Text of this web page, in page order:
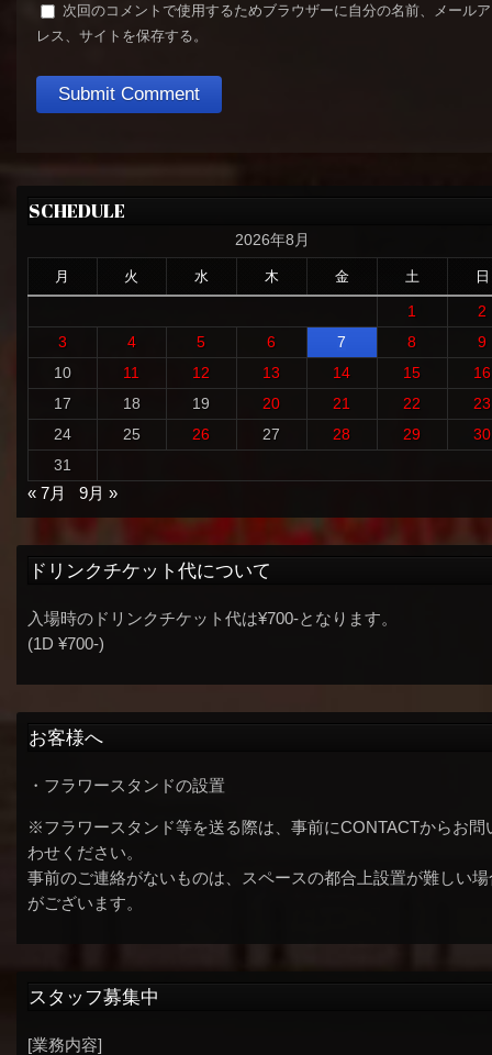
次回のコメントで使用するためブラウザーに自分の名前、メール
レス、サイトを保存する。
SCHEDULE
2026年8月
月 火 水 木 金 土 日
1
2
3
4 5 6 7 8
9
10
11 12 13 14 15
16
17
18 19 20 21 22
23
24
25 26 27 28 29
30
31
« 7月
9月 »
ドリンクチケット代について
入場時のドリンクチケット代は¥700-となります。
(1D ¥700-)
お客様へ
・フラワースタンドの設置
※フラワースタンド等を送る際は、事前にCONTACTからお問
わせください。
事前のご連絡がないものは、スペースの都合上設置が難しい場
がございます。
スタッフ募集中
[業務内容]